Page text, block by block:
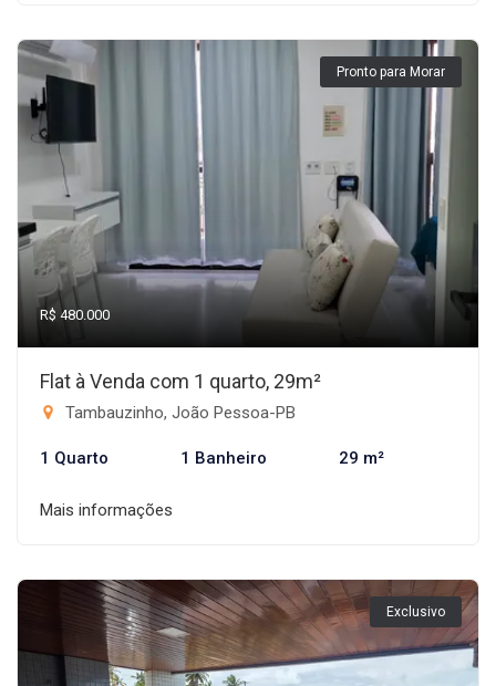
Pronto para Morar
R$ 480.000
Flat à Venda com 1 quarto, 29m²
Tambauzinho, João Pessoa-PB
1 Quarto 1 Banheiro 29 m²
Mais informações
Exclusivo